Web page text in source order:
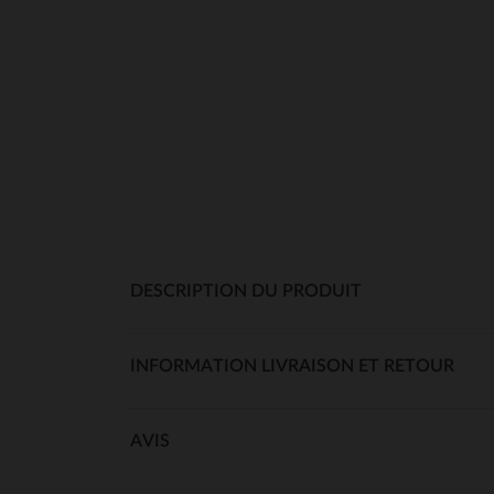
DESCRIPTION DU PRODUIT
INFORMATION LIVRAISON ET RETOUR
AVIS